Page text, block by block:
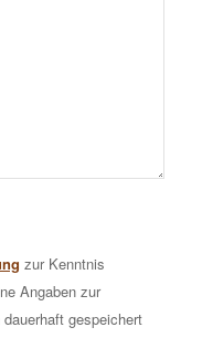
zur Kenntnis
Angaben zur
gespeichert